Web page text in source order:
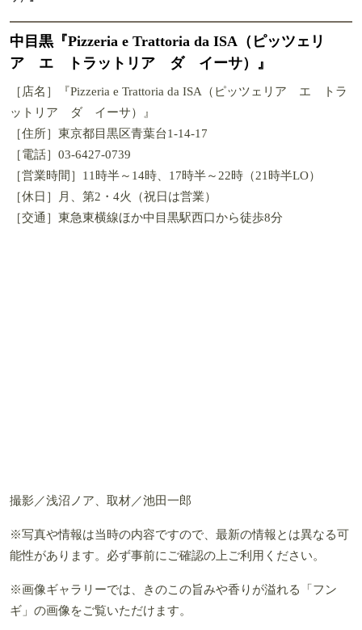
中目黒『Pizzeria e Trattoria da ISA（ピッツェリ
ア エ トラットリア ダ イーサ）』
［店名］『Pizzeria e Trattoria da ISA（ピッツェリア エ トラ
ットリア ダ イーサ）』
［住所］東京都目黒区青葉台1-14-17
［電話］03-6427-0739
［営業時間］11時半～14時、17時半～22時（21時半LO）
［休日］月、第2・4火（祝日は営業）
［交通］東急東横線ほか中目黒駅西口から徒歩8分
撮影／浅沼ノア、取材／池田一郎
※写真や情報は当時の内容ですので、最新の情報とは異なる可
能性があります。必ず事前にご確認の上ご利用ください。
※画像ギャラリーでは、きのこの旨みや香りが溢れる「フン
ギ」の画像をご覧いただけます。